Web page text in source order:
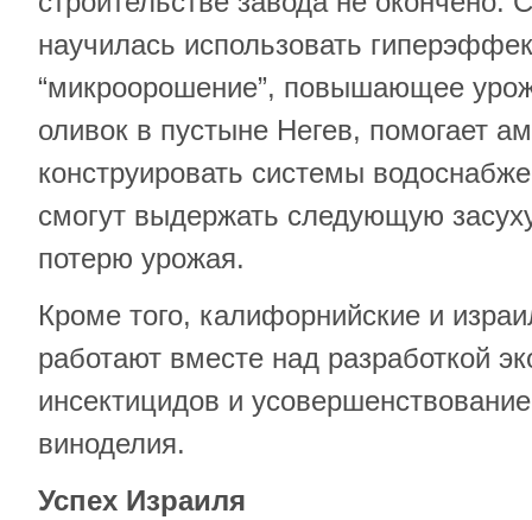
научилась использовать
“микроорошение”, повышающее
оливок в пустыне Негев, помогает
конструировать системы
смогут выдержать следующую
потерю урожая.
Кроме того, калифорнийские и
работают вместе над разработкой
инсектицидов и
виноделия.
Успех Израиля